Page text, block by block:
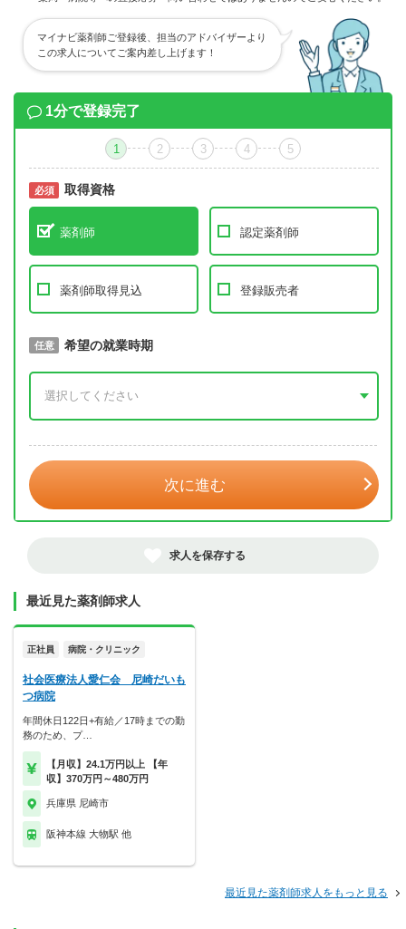
マイナビ薬剤師ご登録後、担当のアドバイザーより
この求人についてご案内差し上げます！
1分で登録完了
1 2 3 4 5
必須 取得資格
薬剤師 認定薬剤師
薬剤師取得見込 登録販売者
必須 取得予定年
任意 希望の就業時期
次に進む
求人を保存する
最近見た薬剤師求人
正社員 病院・クリニック
社会医療法人愛仁会 尼崎だいも
つ病院
年間休日122日+有給／17時までの勤
務のため、プ…
【月収】24.1万円以上 【年
収】370万円～480万円
兵庫県 尼崎市
阪神本線 大物駅 他
最近見た薬剤師求人をもっと見る